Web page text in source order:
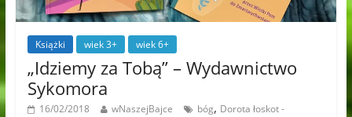
Książki wiek 3+ wiek 6+
„Idziemy za Tobą” – Wydawnictwo
Sykomora
16/02/2018 wNaszejBajce bóg, Dorota łoskot -